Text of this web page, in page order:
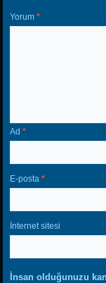
Yorum*
Ad*
E-posta*
İnternet sitesi
İnsan olduğunuzu